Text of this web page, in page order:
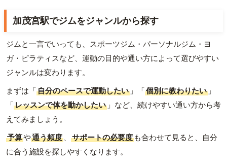
加茂宮駅でジムをジャンルから探す
ジムと一言でいっても、スポーツジム・パーソナルジム・ヨ
ガ・ピラティスなど、運動の目的や通い方によって選びやすい
ジャンルは変わります。
まずは「自分のペースで運動したい 」「個別に教わりたい 」
「レッスンで体を動かしたい 」など、続けやすい通い方から考
えてみましょう。
予算や通う頻度 、 サポートの必要度 も合わせて見ると、自分
に合う施設を探しやすくなります。